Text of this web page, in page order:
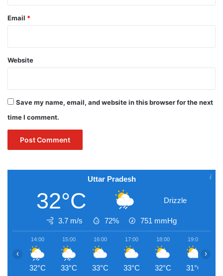
Email *
Website
Save my name, email, and website in this browser for the next
time I comment.
Uttar Pradesh
32°C Drizzle
3.7 m/s 72% 751 mmHg
14:00
32°C
15:00
33°C
16:00
33°C
17:00
33°C
18:00
32°C
19:00
31°C
‹ ›